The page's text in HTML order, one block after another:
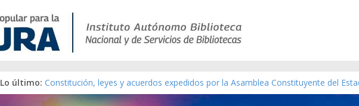
Lo último:
Catálogo temático de obras de Modesta Bor
Constitución, leyes y acuerdos expedidos por la Asamblea Constituyente del
Una Parálisis [material gráfico]